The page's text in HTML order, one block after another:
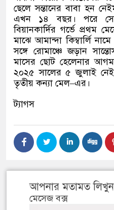
ছেলে সন্তানের বাবা হন
এখন ১৪ বছর। পরে
বিয়ানকার্দির গর্ভে প্রথম
মাঝে আমান্দা কিম্বার্লি
সঙ্গে রোমাঞ্চে জড়ান
মাসের ছোট হেলেনার
২০২৫ সালের ৫ জুলাই
তৃতীয় কন্যা মেল–এর।
ট্যাগস
আপনার মতামত লিখুন
মেসেজ বক্স